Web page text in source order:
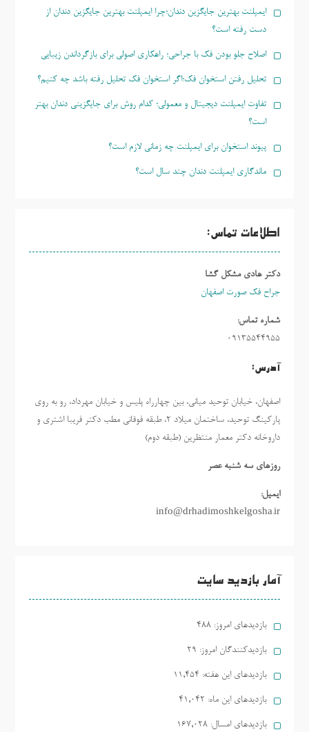
ایمپلنت بهترین جایگزین دندان؛چرا ایمپلنت بهترین جایگزین دندان از
دست رفته است؟
اصلاح جلو بودن فک با جراحی؛ راهکاری اصولی برای بازگرداندن زیبایی
تحلیل رفتن استخوان فک؛اگر استخوان فک تحلیل رفته باشد چه کنیم؟
تفاوت ایمپلنت دیجیتال و معمولی؛ کدام روش برای جایگزینی دندان بهتر
است؟
پیوند استخوان برای ایمپلنت چه زمانی لازم است؟
ماندگاری ایمپلنت دندان چند سال است؟
اطلاعات تماس:
دکتر هادی مشکل گشا
جراح فک صورت اصفهان
شماره تماس:
09135544955
آدرس:
اصفهان، خیابان توحید میانی، بین چهارراه پلیس و خیابان مهرداد، رو به روی
پارکینگ توحید، ساختمان میلاد ٢، طبقه فوقانی مطب دکتر فریبا اشتری و
داروخانه دکتر معمار منتظرین (طبقه دوم)
روزهاي سه شنبه عصر
ایمیل:
info@drhadimoshkelgosha.ir
آمار بازدید سایت
بازدیدهای امروز: 488
بازدیدکنندگان امروز: 29
بازدیدهای این هفته: 11,454
بازدیدهای این ماه: 41,042
بازدیدهای امسال: 167,028